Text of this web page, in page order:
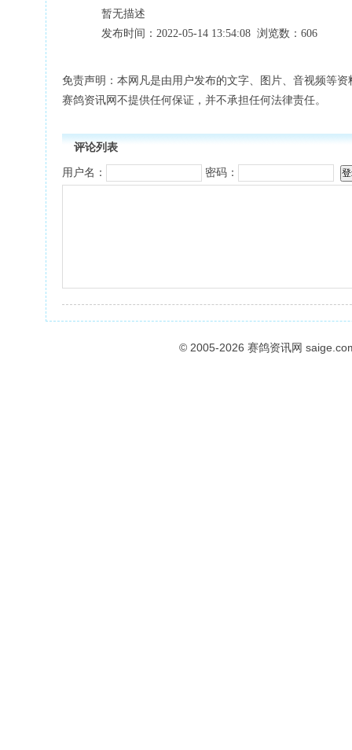
暂无描述
发布时间：2022-05-14 13:54:08 浏览数：606
免责声明：本网凡是由用户发布的文字、图片、音视频等
赛鸽资讯网不提供任何保证，并不承担任何法律责任。
评论列表
用户名： 密码：
© 2005-2026 赛鸽资讯网